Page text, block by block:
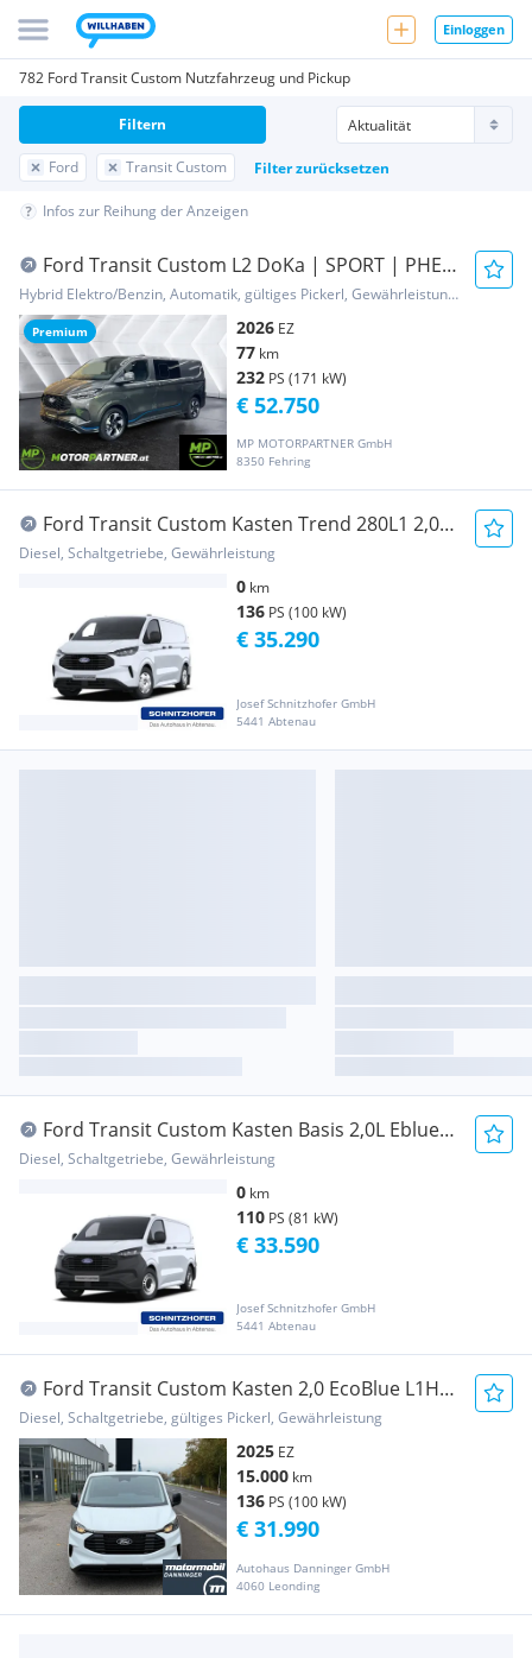
Einloggen
782 Ford Transit Custom Nutzfahrzeug und Pickup
Ford Transit Custom Filter zurücksetzen
Filtern
Infos zur Reihung der Anzeigen
Premium
Ford Transit Custom L2 DoKa | SPORT | PHEV
| auf Lager Transporter / Kastenwagen
Hybrid Elektro/Benzin, Automatik, gültiges Pickerl, Gewährleistung, Garantie
2026 EZ
77 km
232 PS (171 kW)
MP MOTORPARTNER GmbH
8350 Fehring
€ 52.750
Ford Transit Custom Kasten Trend 280L1 2,0L
Eblue 13... Transporter / Kastenwagen
Diesel, Schaltgetriebe, Gewährleistung
0 km
136 PS (100 kW)
Josef Schnitzhofer GmbH
5441 Abtenau
€ 35.290
Ford Transit Custom Kasten Basis 2,0L Eblue
280L1 11... Transporter / Kastenwagen
Diesel, Schaltgetriebe, Gewährleistung
0 km
110 PS (81 kW)
Josef Schnitzhofer GmbH
5441 Abtenau
€ 33.590
Ford Transit Custom Kasten 2,0 EcoBlue L1H1
280 Trend Transporter / Kastenwagen
Diesel, Schaltgetriebe, gültiges Pickerl, Gewährleistung
2025 EZ
15.000 km
136 PS (100 kW)
Autohaus Danninger GmbH
4060 Leonding
€ 31.990